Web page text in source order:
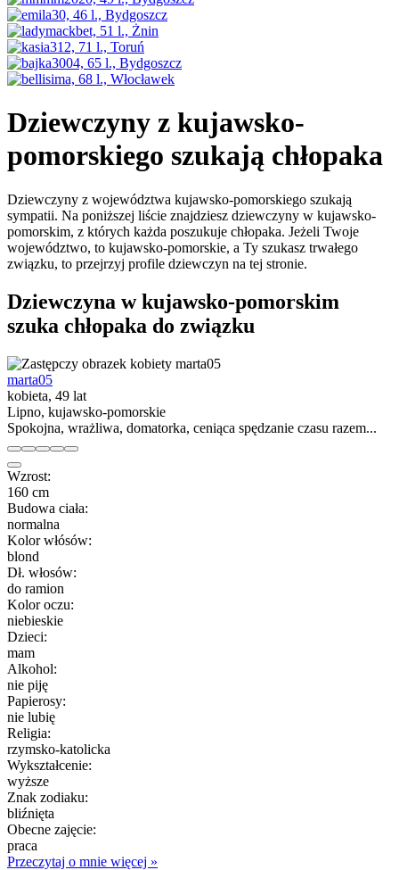
Dziewczyny z kujawsko-
pomorskiego szukają chłopaka
Dziewczyny z województwa kujawsko-pomorskiego szukają
sympatii. Na poniższej liście znajdziesz dziewczyny w kujawsko-
pomorskim, z których każda poszukuje chłopaka. Jeżeli Twoje
województwo, to kujawsko-pomorskie, a Ty szukasz trwałego
związku, to przejrzyj profile dziewczyn na tej stronie.
Dziewczyna w kujawsko-pomorskim
szuka chłopaka do związku
marta05
kobieta, 49 lat
Lipno, kujawsko-pomorskie
Spokojna, wrażliwa, domatorka, ceniąca spędzanie czasu razem...
Wzrost:
160 cm
Budowa ciała:
normalna
Kolor włósów:
blond
Dł. włosów:
do ramion
Kolor oczu:
niebieskie
Dzieci:
mam
Alkohol:
nie piję
Papierosy:
nie lubię
Religia:
rzymsko-katolicka
Wykształcenie:
wyższe
Znak zodiaku:
bliźnięta
Obecne zajęcie:
praca
Przeczytaj o mnie więcej »